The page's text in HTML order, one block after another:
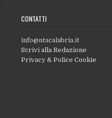
CONTATTI
info@ntacalabria.it
Scrivi alla Redazione
Privacy & Police Cookie